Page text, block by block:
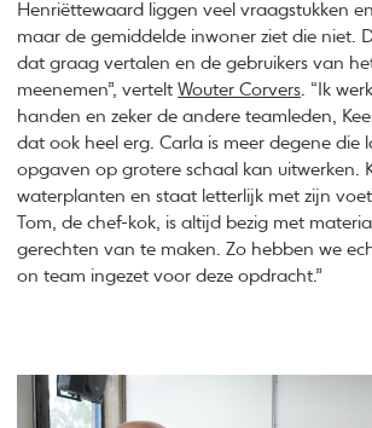
Henriëttewaard liggen veel vraagstukken
maar de gemiddelde inwoner ziet die niet.
dat graag vertalen en de gebruikers van
meenemen”, verteltWouter Corvers. “Ik
handen en zeker de andere teamleden,
dat ook heel erg. Carla is meer degene die
opgaven op grotere schaal kan uitwerken.
waterplanten en staat letterlijk met zijn
Tom, de chef-kok, is altijd bezig met
gerechten van te maken. Zo hebben we
on team ingezet voor deze opdracht.”